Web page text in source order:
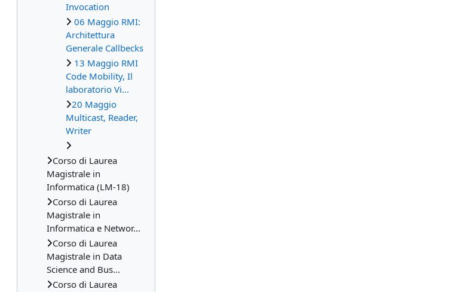
Invocation
06 Maggio RMI:
Architettura
Generale Callbecks
13 Maggio RMI
Code Mobility, Il
laboratorio Vi...
20 Maggio
Multicast, Reader,
Writer
Corso di Laurea
Magistrale in
Informatica (LM-18)
Corso di Laurea
Magistrale in
Informatica e Networ...
Corso di Laurea
Magistrale in Data
Science and Bus...
Corso di Laurea